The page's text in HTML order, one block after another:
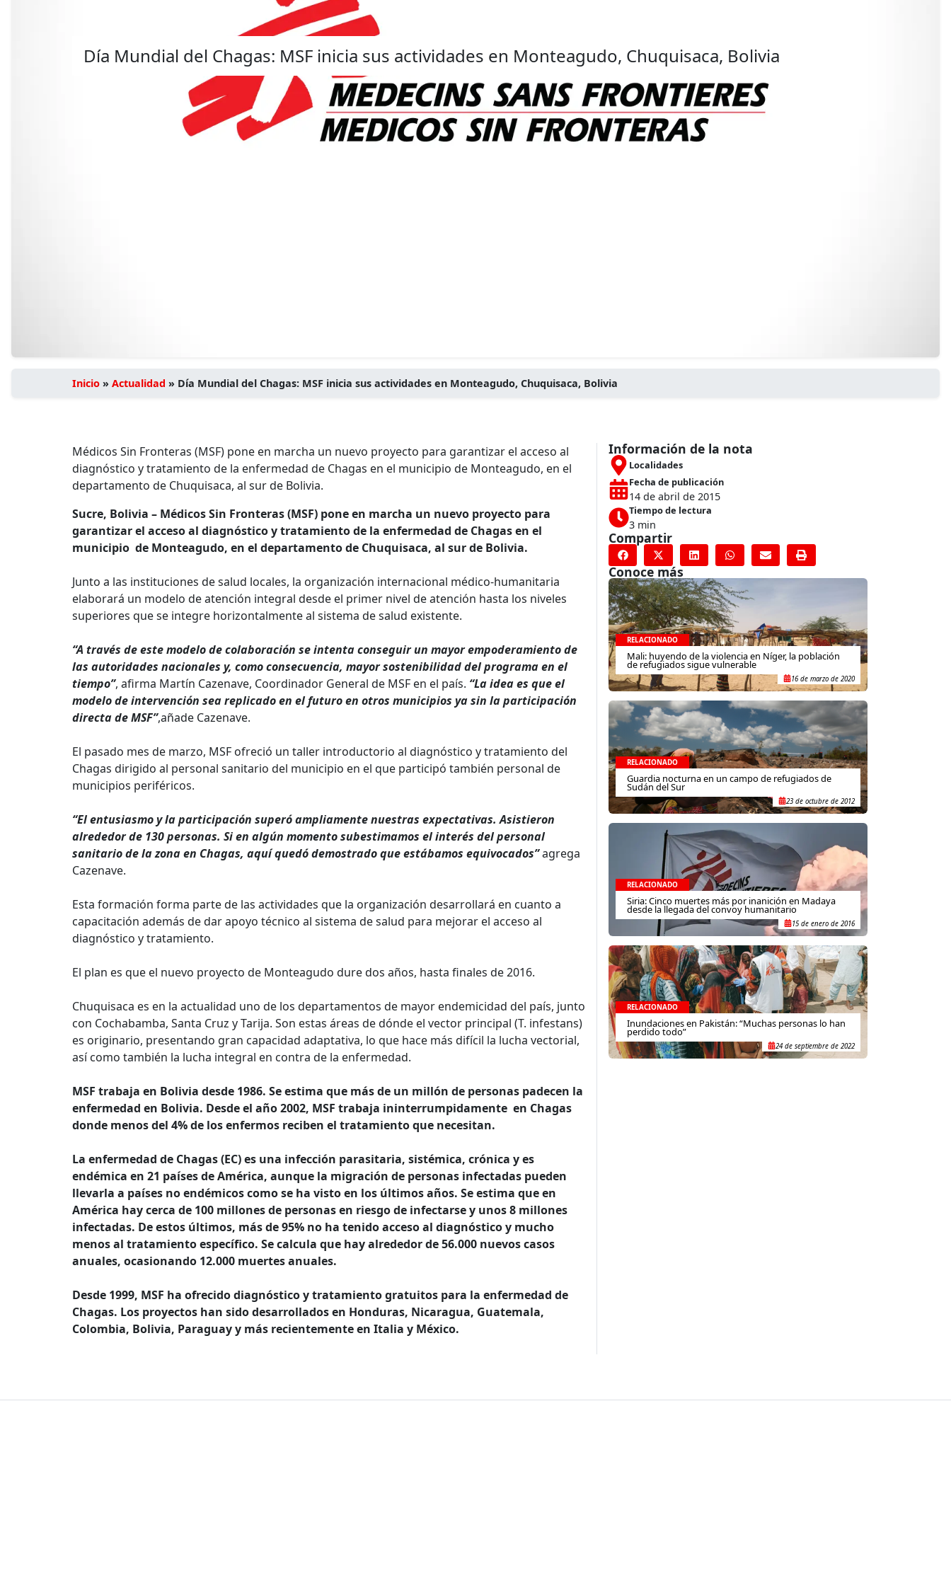
Día Mundial del Chagas: MSF inicia sus actividades en Monteagudo, Chuquisaca, Bolivia
Inicio » Actualidad » Día Mundial del Chagas: MSF inicia sus actividades en Monteagudo, Chuquisaca, Bolivia
Médicos Sin Fronteras (MSF) pone en marcha un nuevo proyecto para garantizar el acceso al
diagnóstico y tratamiento de la enfermedad de Chagas en el municipio de Monteagudo, en el
departamento de Chuquisaca, al sur de Bolivia.
Sucre, Bolivia – Médicos Sin Fronteras (MSF) pone en marcha un nuevo proyecto para
garantizar el acceso al diagnóstico y tratamiento de la enfermedad de Chagas en el
municipio de Monteagudo, en el departamento de Chuquisaca, al sur de Bolivia.
Junto a las instituciones de salud locales, la organización internacional médico-humanitaria
elaborará un modelo de atención integral desde el primer nivel de atención hasta los niveles
superiores que se integre horizontalmente al sistema de salud existente.
“A través de este modelo de colaboración se intenta conseguir un mayor empoderamiento de
las autoridades nacionales y, como consecuencia, mayor sostenibilidad del programa en el
tiempo”, afirma Martín Cazenave, Coordinador General de MSF en el país. “La idea es que el
modelo de intervención sea replicado en el futuro en otros municipios ya sin la participación
directa de MSF”,añade Cazenave.
El pasado mes de marzo, MSF ofreció un taller introductorio al diagnóstico y tratamiento del
Chagas dirigido al personal sanitario del municipio en el que participó también personal de
municipios periféricos.
“El entusiasmo y la participación superó ampliamente nuestras expectativas. Asistieron
alrededor de 130 personas. Si en algún momento subestimamos el interés del personal
sanitario de la zona en Chagas, aquí quedó demostrado que estábamos equivocados”agrega
Cazenave.
Esta formación forma parte de las actividades que la organización desarrollará en cuanto a
capacitación además de dar apoyo técnico al sistema de salud para mejorar el acceso al
diagnóstico y tratamiento.
El plan es que el nuevo proyecto de Monteagudo dure dos años, hasta finales de 2016.
Chuquisaca es en la actualidad uno de los departamentos de mayor endemicidad del país, junto
con Cochabamba, Santa Cruz y Tarija. Son estas áreas de dónde el vector principal (T. infestans)
es originario, presentando gran capacidad adaptativa, lo que hace más difícil la lucha vectorial,
así como también la lucha integral en contra de la enfermedad.
MSF trabaja en Bolivia desde 1986. Se estima que más de un millón de personas padecen la
enfermedad en Bolivia. Desde el año 2002, MSF trabaja ininterrumpidamente en Chagas
donde menos del 4% de los enfermos reciben el tratamiento que necesitan.
La enfermedad de Chagas (EC) es una infección parasitaria, sistémica, crónica y es
endémica en 21 países de América, aunque la migración de personas infectadas pueden
llevarla a países no endémicos como se ha visto en los últimos años. Se estima que en
América hay cerca de 100 millones de personas en riesgo de infectarse y unos 8 millones
infectadas. De estos últimos, más de 95% no ha tenido acceso al diagnóstico y mucho
menos al tratamiento específico. Se calcula que hay alrededor de 56.000 nuevos casos
anuales, ocasionando 12.000 muertes anuales.
Desde 1999, MSF ha ofrecido diagnóstico y tratamiento gratuitos para la enfermedad de
Chagas. Los proyectos han sido desarrollados en Honduras, Nicaragua, Guatemala,
Colombia, Bolivia, Paraguay y más recientemente en Italia y México.
Información de la nota
Localidades
Fecha de publicación
14 de abril de 2015
Tiempo de lectura
3 min
Compartir
Conoce más
RELACIONADO
Mali: huyendo de la violencia en Níger, la población
de refugiados sigue vulnerable
16 de marzo de 2020
RELACIONADO
Guardia nocturna en un campo de refugiados de
Sudán del Sur
23 de octubre de 2012
RELACIONADO
Siria: Cinco muertes más por inanición en Madaya
desde la llegada del convoy humanitario
15 de enero de 2016
RELACIONADO
Inundaciones en Pakistán: “Muchas personas lo han
perdido todo”
24 de septiembre de 2022